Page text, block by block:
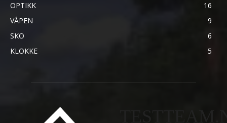
OPTIKK
16
VÅPEN
9
SKO
6
KLOKKE
5